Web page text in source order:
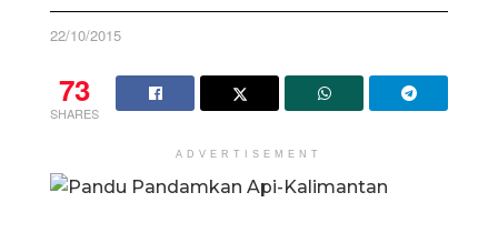
22/10/2015
73
SHARES
ADVERTISEMENT